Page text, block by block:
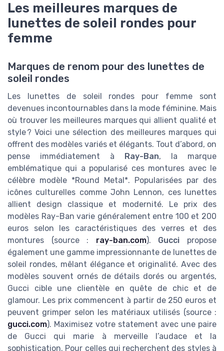
Les meilleures marques de
lunettes de soleil rondes pour
femme
Marques de renom pour des lunettes de
soleil rondes
Les lunettes de soleil rondes pour femme sont
devenues incontournables dans la mode féminine. Mais
où trouver les meilleures marques qui allient qualité et
style ? Voici une sélection des meilleures marques qui
offrent des modèles variés et élégants. Tout d’abord, on
pense immédiatement à Ray-Ban, la marque
emblématique qui a popularisé ces montures avec le
célèbre modèle *Round Metal*. Popularisées par des
icônes culturelles comme John Lennon, ces lunettes
allient design classique et modernité. Le prix des
modèles Ray-Ban varie généralement entre 100 et 200
euros selon les caractéristiques des verres et des
montures (source : ray-ban.com). Gucci propose
également une gamme impressionnante de lunettes de
soleil rondes, mêlant élégance et originalité. Avec des
modèles souvent ornés de détails dorés ou argentés,
Gucci cible une clientèle en quête de chic et de
glamour. Les prix commencent à partir de 250 euros et
peuvent grimper selon les matériaux utilisés (source :
gucci.com). Maximisez votre statement avec une paire
de Gucci qui marie à merveille l’audace et la
sophistication. Pour celles qui recherchent des styles à